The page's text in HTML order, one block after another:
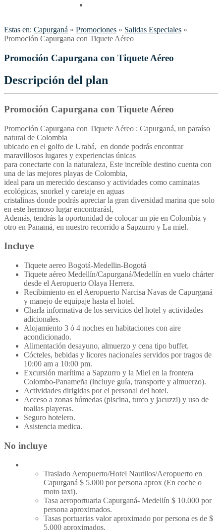
Estas en: Capurganá » Promociones » Salidas Especiales »
Promoción Capurgana con Tiquete Aéreo
Promoción Capurgana con Tiquete Aéreo
Descripción del plan
Promoción Capurgana con Tiquete Aéreo
Promoción Capurgana con Tiquete Aéreo : Capurganá, un paraíso
natural de Colombia
ubicado en el golfo de Urabá, en donde podrás encontrar
maravillosos lugares y experiencias únicas
para conectarte con la naturaleza, Este increíble destino cuenta con
una de las mejores playas de Colombia,
ideal para un merecido descanso y actividades como caminatas
ecológicas, snorkel y caretaje en aguas
cristalinas donde podrás apreciar la gran diversidad marina que solo
en este hermoso lugar encontrarásl,
Además, tendrás la oportunidad de colocar un pie en Colombia y
otro en Panamá, en nuestro recorrido a Sapzurro y La miel.
Incluye
Tiquete aereo Bogotá-Medellin-Bogotá
Tiquete aéreo Medellín/Capurganá/Medellín en vuelo chárter
desde el Aeropuerto Olaya Herrera.
Recibimiento en el Aeropuerto Narcisa Navas de Capurganá
y manejo de equipaje hasta el hotel.
Charla informativa de los servicios del hotel y actividades
adicionales.
Alojamiento 3 ó 4 noches en habitaciones con aire
acondicionado.
Alimentación desayuno, almuerzo y cena tipo buffet.
Cócteles, bebidas y licores nacionales servidos por tragos de
10:00 am a 10:00 pm.
Excursión marítima a Sapzurro y la Miel en la frontera
Colombo-Panameña (incluye guía, transporte y almuerzo).
Actividades dirigidas por el personal del hotel.
Acceso a zonas húmedas (piscina, turco y jacuzzi) y uso de
toallas playeras.
Seguro hotelero.
Asistencia medica.
No incluye
Traslado Aeropuerto/Hotel Nautilos/Aeropuerto en
Capurganá $ 5.000 por persona aprox (En coche o
moto taxi).
Tasa aeroportuaria Capurganá- Medellín $ 10.000 por
persona aproximados.
Tasas portuarias valor aproximado por persona es de $
5.000 aproximados.